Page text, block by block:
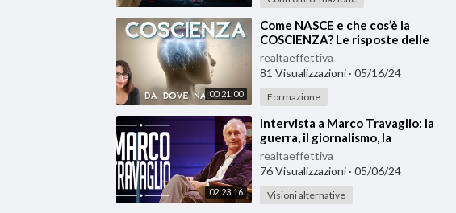
00:21:00
⁣Come NASCE e che cos’è la
COSCIENZA? Le risposte delle
neuroscienze
realtaeffettiva
81 Visualizzazioni · 05/16/24
Formazione
02:23:16
⁣Intervista a Marco Travaglio: la
guerra, il giornalismo, la
democrazia
realtaeffettiva
76 Visualizzazioni · 05/06/24
Visioni alternative